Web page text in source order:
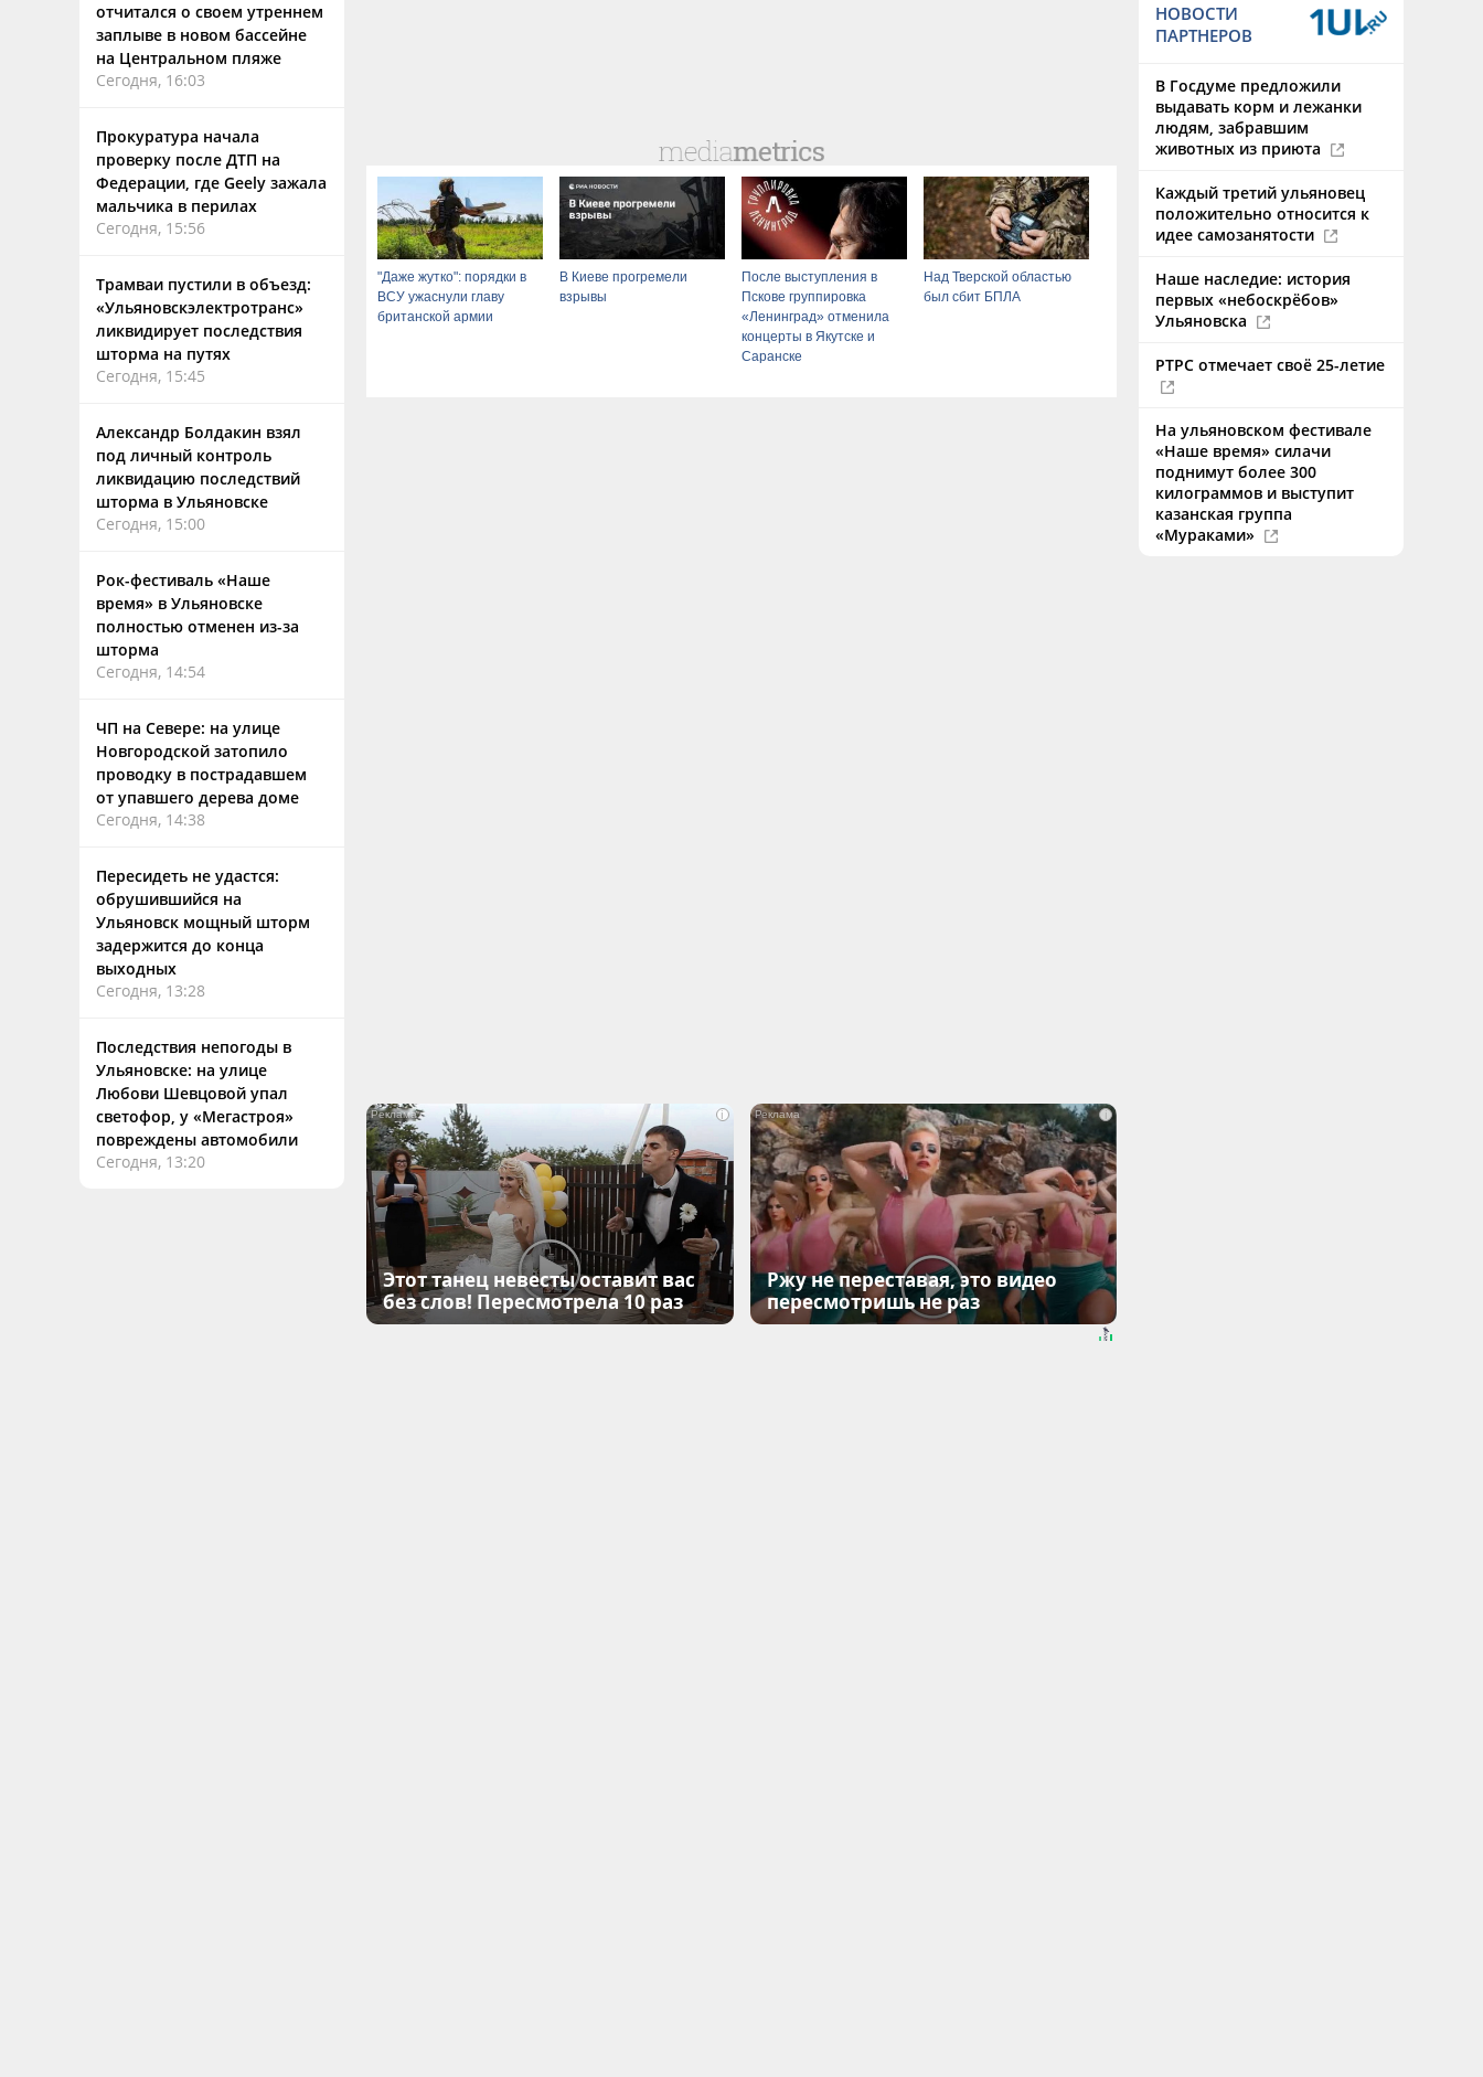
отчитался о своем утреннем
заплыве в новом бассейне
на Центральном пляже
Сегодня, 16:03
Прокуратура начала
проверку после ДТП на
Федерации, где Geely зажала
мальчика в перилах
Сегодня, 15:56
Трамваи пустили в объезд:
«Ульяновскэлектротранс»
ликвидирует последствия
шторма на путях
Сегодня, 15:45
Александр Болдакин взял
под личный контроль
ликвидацию последствий
шторма в Ульяновске
Сегодня, 15:00
Рок-фестиваль «Наше
время» в Ульяновске
полностью отменен из-за
шторма
Сегодня, 14:54
ЧП на Севере: на улице
Новгородской затопило
проводку в пострадавшем
от упавшего дерева доме
Сегодня, 14:38
Пересидеть не удастся:
обрушившийся на
Ульяновск мощный шторм
задержится до конца
выходных
Сегодня, 13:28
Последствия непогоды в
Ульяновске: на улице
Любови Шевцовой упал
светофор, у «Мегастроя»
повреждены автомобили
Сегодня, 13:20
"Даже жутко": порядки в
ВСУ ужаснули главу
британской армии
В Киеве прогремели
взрывы
После выступления в
Пскове группировка
«Ленинград» отменила
концерты в Якутске и
Саранске
Над Тверской областью
был сбит БПЛА
i
Этот танец невесты оставит вас
без слов! Пересмотрела 10 раз
i
Ржу не переставая, это видео
пересмотришь не раз
НОВОСТИ
ПАРТНЕРОВ
В Госдуме предложили
выдавать корм и лежанки
людям, забравшим
животных из приюта
Каждый третий ульяновец
положительно относится к
идее самозанятости
Наше наследие: история
первых «небоскрёбов»
Ульяновска
РТРС отмечает своё 25-летие
На ульяновском фестивале
«Наше время» силачи
поднимут более 300
килограммов и выступит
казанская группа
«Мураками»